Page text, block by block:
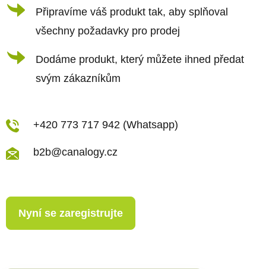
Připravíme váš produkt tak, aby splňoval
všechny požadavky pro prodej
Dodáme produkt, který můžete ihned předat
svým zákazníkům
+420 773 717 942 (Whatsapp)
b2b@canalogy.cz
Nyní se zaregistrujte